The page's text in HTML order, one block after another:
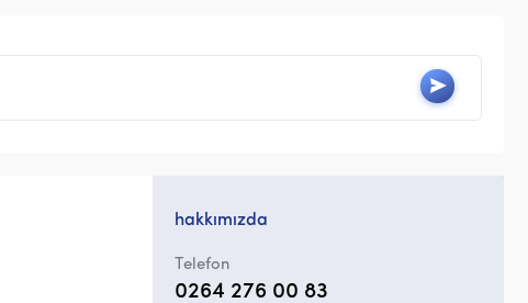
hakkımızda
Telefon
0264 276 00 83